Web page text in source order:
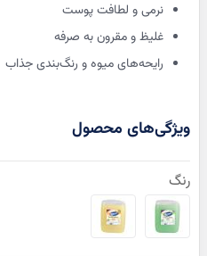
نرمی و لطافت پوست
غلیظ و مقرون به صرفه
رایحه‌های میوه و رنگ‌بندی جذاب
رنگ